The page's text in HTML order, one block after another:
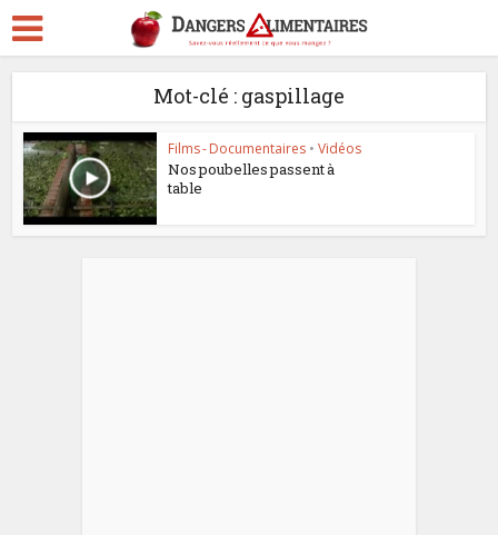
Mot-clé : gaspillage
Films - Documentaires • Vidéos
Nos poubelles passent à
table